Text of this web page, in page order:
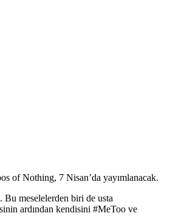
of Nothing, 7 Nisan’da yayımlanacak.
Bu meselelerden biri de usta
ardından kendisini #MeToo ve